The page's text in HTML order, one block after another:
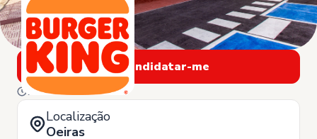
Candidatar-me
7 de Junho
Localização
Oeiras